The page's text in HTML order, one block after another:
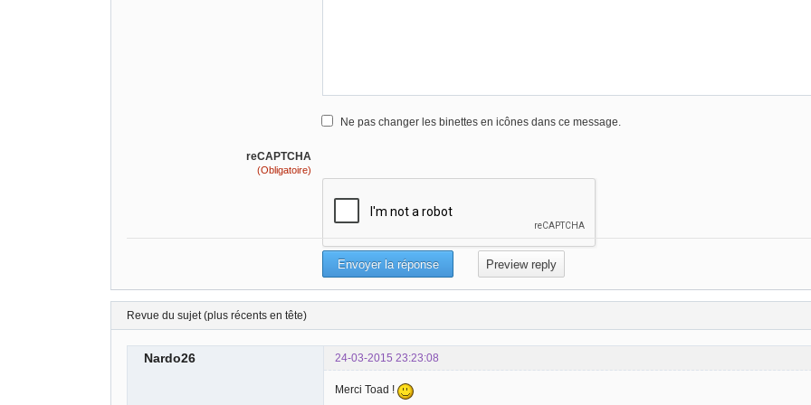
Ne pas changer les binettes en icônes dans ce message.
reCAPTCHA
(Obligatoire)
Revue du sujet (plus récents en tête)
Nardo26 24-03-2015 23:23:08
Merci Toad !